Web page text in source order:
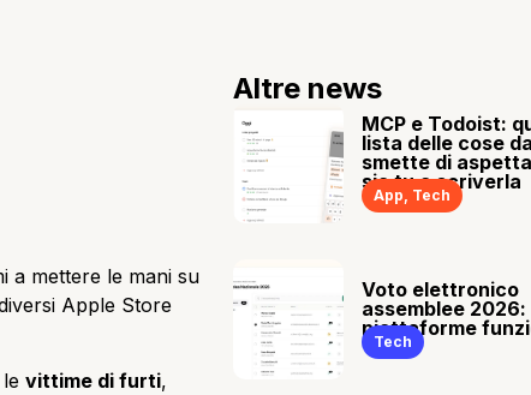
a mettere le mani su
Apple Store
vittime di furti,
Altre news
MCP e Todoist:
lista delle cose
smette di
sia tu a scriverla
App, Tech
Voto elettronico
assemblee 2026:
piattaforme
Tech